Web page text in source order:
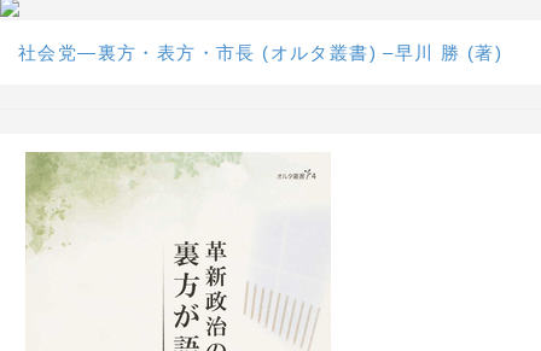
社会党―裏方・表方・市長 (オルタ叢書) –早川 勝 (著)